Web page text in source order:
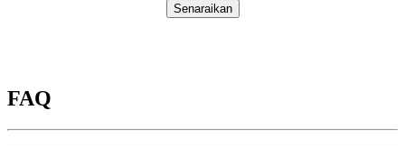
Senaraikan
FAQ